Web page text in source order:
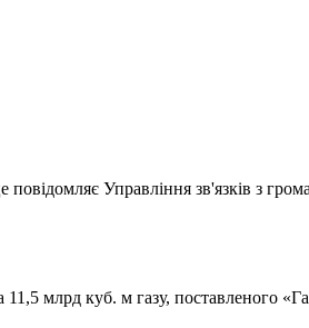
Управління зв'язків з
млрд куб. м газу, поставленого